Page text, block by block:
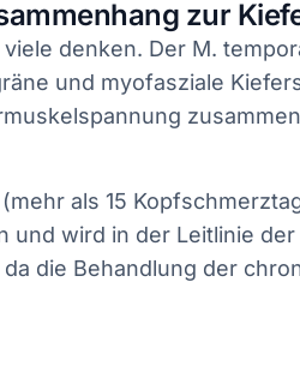
zur
denken. Der M.
und myofasziale
(mehr als 15
und wird in der Leitlinie
die Behandlung der